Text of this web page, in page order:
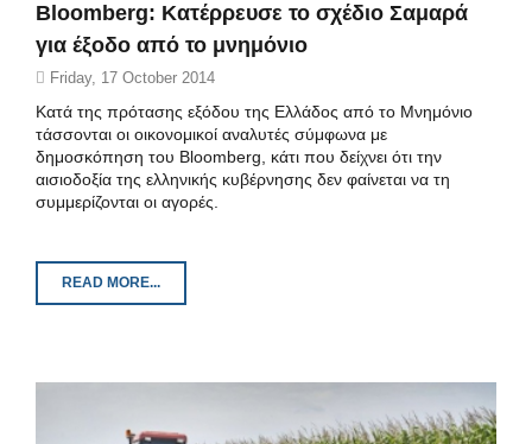
Bloomberg: Κατέρρευσε το σχέδιο Σαμαρά
για έξοδο από το μνημόνιο
Friday, 17 October 2014
Κατά της πρότασης εξόδου της Ελλάδος από το Μνημόνιο
τάσσονται οι οικονομικοί αναλυτές σύμφωνα με
δημοσκόπηση του Bloomberg, κάτι που δείχνει ότι την
αισιοδοξία της ελληνικής κυβέρνησης δεν φαίνεται να τη
συμμερίζονται οι αγορές.
READ MORE...